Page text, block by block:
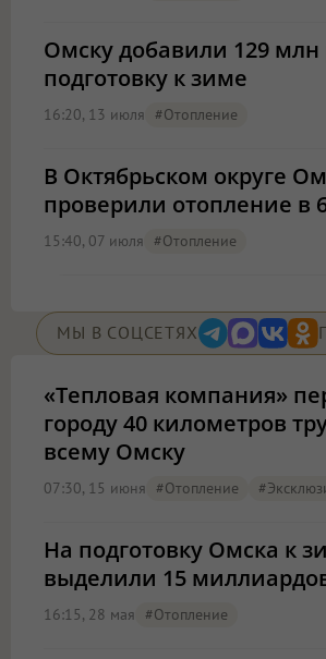
Омску добавили 129 млн
подготовку к зиме
16:20, 13 июля #отопление
В Октябрьском округе
проверили отопление в
15:40, 07 июля #отопление
МЫ В СОЦСЕТЯХ
«Тепловая компания»
городу 40 километров
всему Омску
07:30, 15 июня #отопление
На подготовку Омска к
выделили 15
16:15, 28 мая #отопление